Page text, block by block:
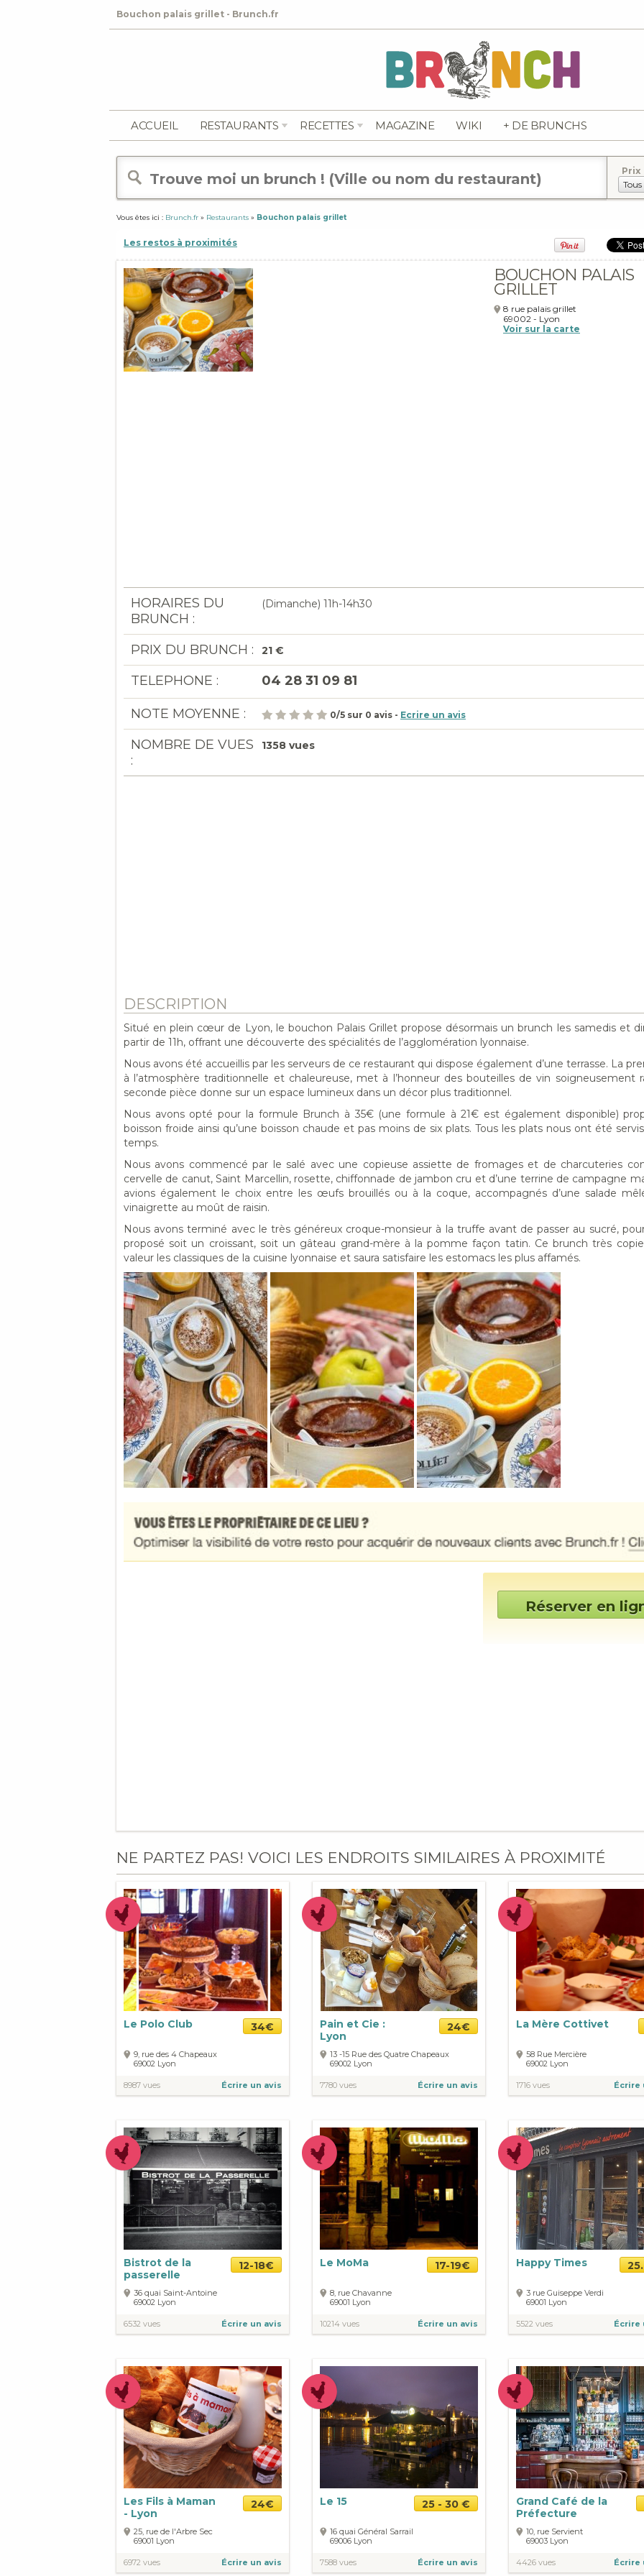
Bouchon palais grillet - Brunch.fr
ACCUEIL RESTAURANTS RECETTES MAGAZINE WIKI + DE BRUNCHS
Prix
Vous êtes ici : Brunch.fr » Restaurants » Bouchon palais grillet
Les restos à proximités
BOUCHON PALAIS
GRILLET
8 rue palais grillet
69002 - Lyon
Voir sur la carte
HORAIRES DU
BRUNCH :
(Dimanche) 11h-14h30
PRIX DU BRUNCH : 21 €
TELEPHONE : 04 28 31 09 81
NOTE MOYENNE : 0/5 sur 0 avis - Ecrire un avis
NOMBRE DE VUES
:
1358 vues
DESCRIPTION
Situé en plein cœur de Lyon, le bouchon Palais Grillet propose désormais un brunch les samedis et
partir de 11h, offrant une découverte des spécialités de l’agglomération lyonnaise.
Nous avons été accueillis par les serveurs de ce restaurant qui dispose également d’une terrasse. La
à l’atmosphère traditionnelle et chaleureuse, met à l’honneur des bouteilles de vin soigneusement
seconde pièce donne sur un espace lumineux dans un décor plus traditionnel.
Nous avons opté pour la formule Brunch à 35€ (une formule à 21€ est également disponible)
boisson froide ainsi qu’une boisson chaude et pas moins de six plats. Tous les plats nous ont été
temps.
Nous avons commencé par le salé avec une copieuse assiette de fromages et de charcuteries
cervelle de canut, Saint Marcellin, rosette, chiffonnade de jambon cru et d’une terrine de campagne
avions également le choix entre les œufs brouillés ou à la coque, accompagnés d’une salade
vinaigrette au moût de raisin.
Nous avons terminé avec le très généreux croque-monsieur à la truffe avant de passer au sucré,
proposé soit un croissant, soit un gâteau grand-mère à la pomme façon tatin. Ce brunch très
valeur les classiques de la cuisine lyonnaise et saura satisfaire les estomacs les plus affamés.
Réserver en
NE PARTEZ PAS! VOICI LES ENDROITS SIMILAIRES À PROXIMITÉ
Le Polo Club 34€
9, rue des 4 Chapeaux
69002 Lyon
8987 vues Écrire un avis
Pain et Cie :
Lyon
24€
13 -15 Rue des Quatre Chapeaux
69002 Lyon
7780 vues Écrire un avis
La Mère Cottivet
58 Rue Mercière
69002 Lyon
1716 vues Écrire
Bistrot de la
passerelle
12-18€
36 quai Saint-Antoine
69002 Lyon
6532 vues Écrire un avis
Le MoMa 17-19€
8, rue Chavanne
69001 Lyon
10214 vues Écrire un avis
Happy Times
3 rue Guiseppe Verdi
69001 Lyon
5522 vues Écrire
Les Fils à Maman
- Lyon
24€
25, rue de l'Arbre Sec
69001 Lyon
6972 vues Écrire un avis
Le 15 25 - 30 €
16 quai Général Sarrail
69006 Lyon
7588 vues Écrire un avis
Grand Café de la
Préfecture
10, rue Servient
69003 Lyon
4426 vues Écrire